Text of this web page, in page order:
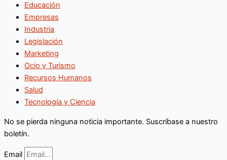
Educación
Empresas
Industria
Legislación
Marketing
Ocio y Turismo
Recursos Humanos
Salud
Tecnología y Ciencia
No se pierda ninguna noticia importante. Suscríbase a nuestro
boletín.
Email